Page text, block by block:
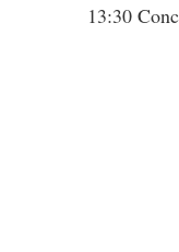
13:30